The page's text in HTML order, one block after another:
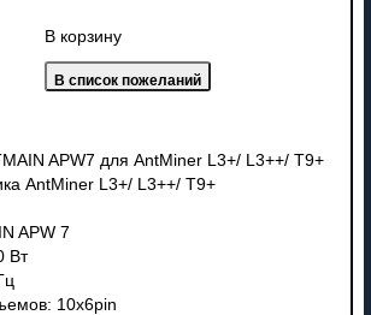
В корзину
APW7 для AntMiner L3+/ L3++/ T9+
AntMiner L3+/ L3++/ T9+
APW 7
Вт
10х6pin